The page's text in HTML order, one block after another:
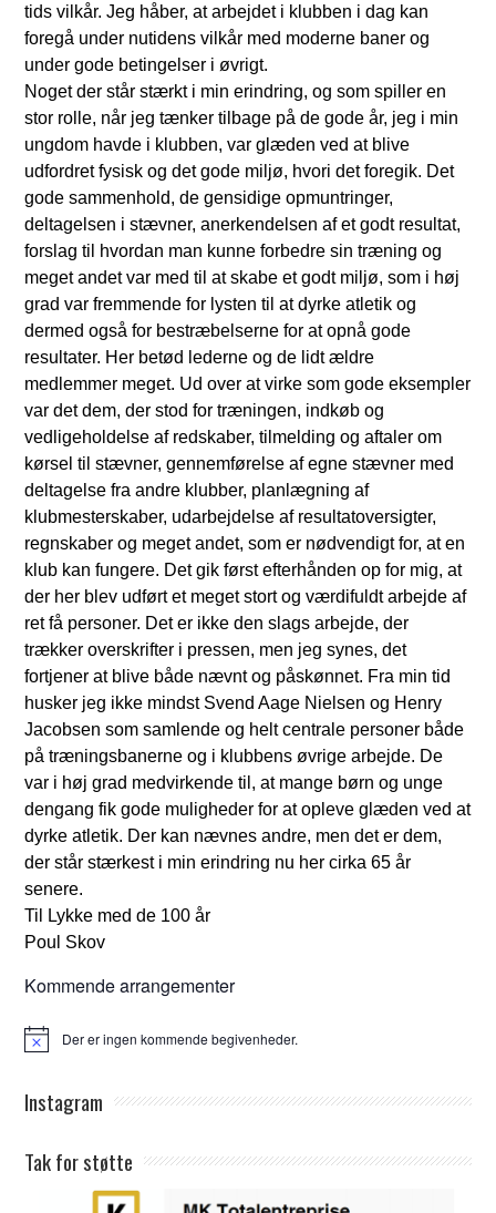
tids vilkår. Jeg håber, at arbejdet i klubben i dag kan
foregå under nutidens vilkår med moderne baner og
under gode betingelser i øvrigt.
Noget der står stærkt i min erindring, og som spiller en
stor rolle, når jeg tænker tilbage på de gode år, jeg i min
ungdom havde i klubben, var glæden ved at blive
udfordret fysisk og det gode miljø, hvori det foregik. Det
gode sammenhold, de gensidige opmuntringer,
deltagelsen i stævner, anerkendelsen af et godt resultat,
forslag til hvordan man kunne forbedre sin træning og
meget andet var med til at skabe et godt miljø, som i høj
grad var fremmende for lysten til at dyrke atletik og
dermed også for bestræbelserne for at opnå gode
resultater. Her betød lederne og de lidt ældre
medlemmer meget. Ud over at virke som gode eksempler
var det dem, der stod for træningen, indkøb og
vedligeholdelse af redskaber, tilmelding og aftaler om
kørsel til stævner, gennemførelse af egne stævner med
deltagelse fra andre klubber, planlægning af
klubmesterskaber, udarbejdelse af resultatoversigter,
regnskaber og meget andet, som er nødvendigt for, at en
klub kan fungere. Det gik først efterhånden op for mig, at
der her blev udført et meget stort og værdifuldt arbejde af
ret få personer. Det er ikke den slags arbejde, der
trækker overskrifter i pressen, men jeg synes, det
fortjener at blive både nævnt og påskønnet. Fra min tid
husker jeg ikke mindst Svend Aage Nielsen og Henry
Jacobsen som samlende og helt centrale personer både
på træningsbanerne og i klubbens øvrige arbejde. De
var i høj grad medvirkende til, at mange børn og unge
dengang fik gode muligheder for at opleve glæden ved at
dyrke atletik. Der kan nævnes andre, men det er dem,
der står stærkest i min erindring nu her cirka 65 år
senere.
Til Lykke med de 100 år
Poul Skov
Kommende arrangementer
Notice Der er ingen kommende begivenheder.
Instagram
Tak for støtte